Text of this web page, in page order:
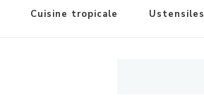
Cuisine tropicale